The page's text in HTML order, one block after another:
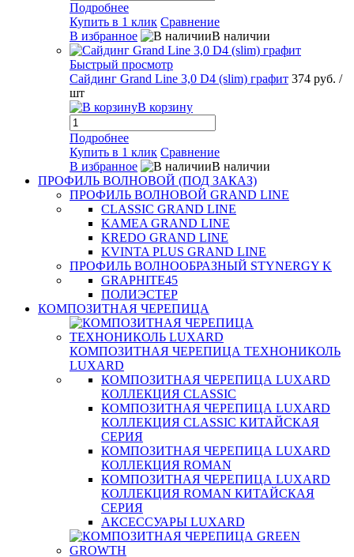
Подробнее
Купить в 1 клик Сравнение
В избранное
В наличии
Быстрый просмотр
Сайдинг Grand Line 3,0 D4 (slim) графит 374 руб. /
шт
В корзину
Подробнее
Купить в 1 клик Сравнение
В избранное
В наличии
ПРОФИЛЬ ВОЛНОВОЙ (ПОД ЗАКАЗ)
ПРОФИЛЬ ВОЛНОВОЙ GRAND LINE
CLASSIC GRAND LINE
KAMEA GRAND LINE
KREDO GRAND LINE
KVINTA PLUS GRAND LINE
ПРОФИЛЬ ВОЛНООБРАЗНЫЙ STYNERGY K
GRAPHITE45
ПОЛИЭСТЕР
КОМПОЗИТНАЯ ЧЕРЕПИЦА
КОМПОЗИТНАЯ ЧЕРЕПИЦА ТЕХНОНИКОЛЬ
LUXARD
КОМПОЗИТНАЯ ЧЕРЕПИЦА LUXARD
КОЛЛЕКЦИЯ CLASSIC
КОМПОЗИТНАЯ ЧЕРЕПИЦА LUXARD
КОЛЛЕКЦИЯ CLASSIC КИТАЙСКАЯ
СЕРИЯ
КОМПОЗИТНАЯ ЧЕРЕПИЦА LUXARD
КОЛЛЕКЦИЯ ROMAN
КОМПОЗИТНАЯ ЧЕРЕПИЦА LUXARD
КОЛЛЕКЦИЯ ROMAN КИТАЙСКАЯ
СЕРИЯ
АКСЕССУАРЫ LUXARD